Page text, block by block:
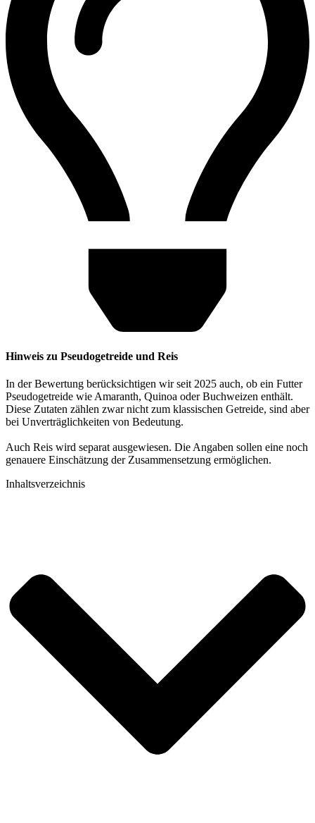
Hinweis zu Pseudogetreide und Reis
In der Bewertung berücksichtigen wir seit 2025 auch, ob ein Futter
Pseudogetreide wie Amaranth, Quinoa oder Buchweizen enthält.
Diese Zutaten zählen zwar nicht zum klassischen Getreide, sind aber
bei Unverträglichkeiten von Bedeutung.
Auch Reis wird separat ausgewiesen. Die Angaben sollen eine noch
genauere Einschätzung der Zusammensetzung ermöglichen.
Inhaltsverzeichnis​